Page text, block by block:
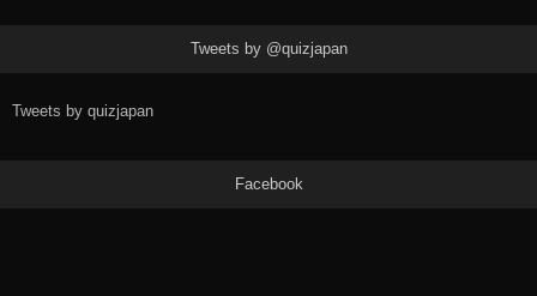
Tweets by @quizjapan
Tweets by quizjapan
Facebook